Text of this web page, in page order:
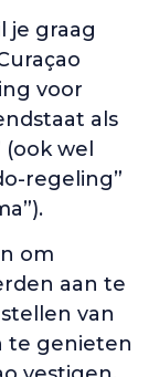
je graag
voor
als
wel
regeling”
om
aan te
van
te genieten